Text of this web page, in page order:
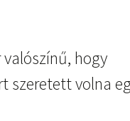
hogy
szeretett volna